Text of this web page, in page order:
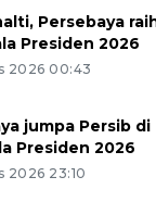
Persebaya
Presiden 2026
2026 00:43
jumpa Persib di
Presiden 2026
2026 23:10